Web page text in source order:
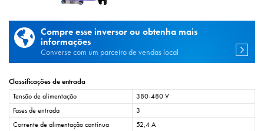
Compre esse inversor ou obtenha mais
informações
Converse com um parceiro de vendas local
Classificações de entrada
Tensão de alimentação
380-480 V
Fases de entrada
3
Corrente de alimentação contínua
52,4 A